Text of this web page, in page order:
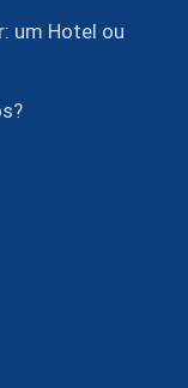
um Hotel ou